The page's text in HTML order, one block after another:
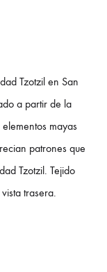
Tzotzil en San
a partir de la
mayas
patrones que
Tzotzil. Tejido
trasera.